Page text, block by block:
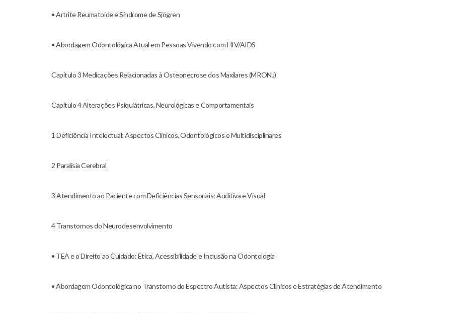
• Artrite Reumatoide e Síndrome de Sjögren
• Abordagem Odontológica Atual em Pessoas Vivendo com HIV/AIDS
Capítulo 3 Medicações Relacionadas à Osteonecrose dos Maxilares (MRONJ)
Capítulo 4 Alterações Psiquiátricas, Neurológicas e Comportamentais
1 Deficiência Intelectual: Aspectos Clínicos, Odontológicos e Multidisciplinares
2 Paralisia Cerebral
3 Atendimento ao Paciente com Deficiências Sensoriais: Auditiva e Visual
4 Transtornos do Neurodesenvolvimento
• TEA e o Direito ao Cuidado: Ética, Acessibilidade e Inclusão na Odontologia
• Abordagem Odontológica no Transtorno do Espectro Autista: Aspectos Clínicos e Estratégias de Atendimento